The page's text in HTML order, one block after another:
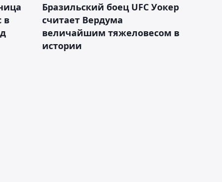
в
Бразильский боец UFC Уокер
считает Вердума
величайшим тяжеловесом в
истории